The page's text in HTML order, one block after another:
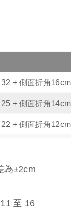
+ 側面折角16cm
+ 側面折角14cm
+ 側面折角12cm
為±2cm
11 至 16